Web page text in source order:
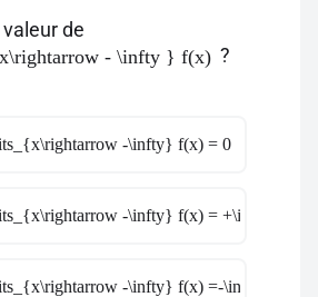
de
- \infty } f(x) ?
-\infty} f(x) = 0
-\infty} f(x) = +\infty
-\infty} f(x) =-\infty